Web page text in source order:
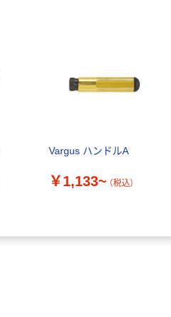
Vargus ハンドルA
￥1,133~ （税込）